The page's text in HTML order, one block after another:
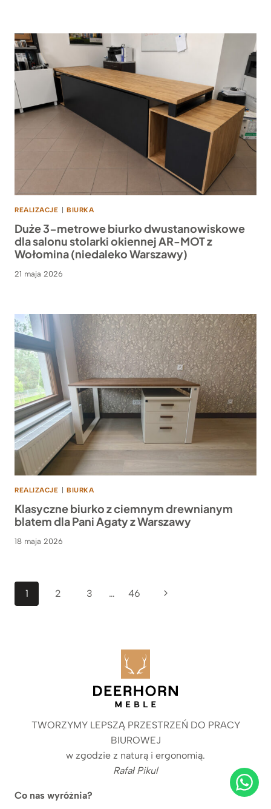
REALIZACJE | BIURKA
Duże 3-metrowe biurko dwustanowiskowe
dla salonu stolarki okiennej AR-MOT z
Wołomina (niedaleko Warszawy)
21 maja 2026
REALIZACJE BIURKA
Klasyczne biurko z ciemnym drewnianym
blatem dla Pani Agaty z Warszawy
18 maja 2026
Nawigacja
strony
1 2 3 … 46
Następna
TWORZYMY LEPSZĄ PRZESTRZEŃ DO PRACY
BIUROWEJ
w zgodzie z naturą i ergonomią.
Rafał Pikul
Co nas wyróżnia?